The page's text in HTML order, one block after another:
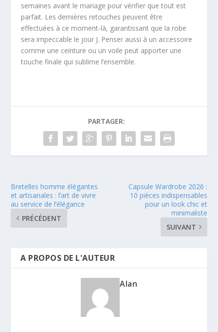
semaines avant le mariage pour vérifier que tout est
parfait. Les dernières retouches peuvent être
effectuées à ce moment-là, garantissant que la robe
sera impeccable le jour J. Penser aussi à un accessoire
comme une ceinture ou un voile peut apporter une
touche finale qui sublime l’ensemble.
PARTAGER:
Bretelles homme élégantes
et artisanales : l’art de vivre
au service de l’élégance
PRÉCÉDENT
Capsule Wardrobe 2026 :
10 pièces indispensables
pour un look chic et
minimaliste
SUIVANT
A PROPOS DE L'AUTEUR
Alan